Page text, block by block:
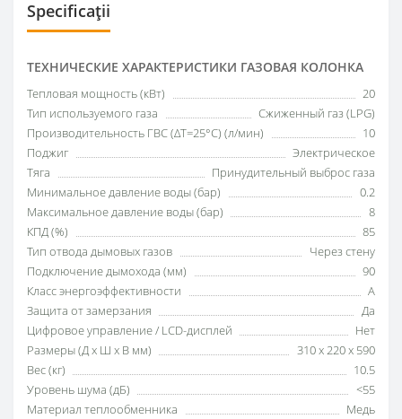
Specificații
ТЕХНИЧЕСКИЕ ХАРАКТЕРИСТИКИ ГАЗОВАЯ КОЛОНКА
Тепловая мощность (кВт)
20
Тип используемого газа
Сжиженный газ (LPG)
Производительность ГВС (ΔT=25°C) (л/мин)
10
Поджиг
Электрическое
Тяга
Принудительный выброс газа
Минимальное давление воды (бар)
0.2
Максимальное давление воды (бар)
8
КПД (%)
85
Тип отвода дымовых газов
Через стену
Подключение дымохода (мм)
90
Класс энергоэффективности
A
Защита от замерзания
Да
Цифровое управление / LCD-дисплей
Нет
Размеры (Д x Ш x В мм)
310 x 220 x 590
Вес (кг)
10.5
Уровень шума (дБ)
<55
Материал теплообменника
Медь